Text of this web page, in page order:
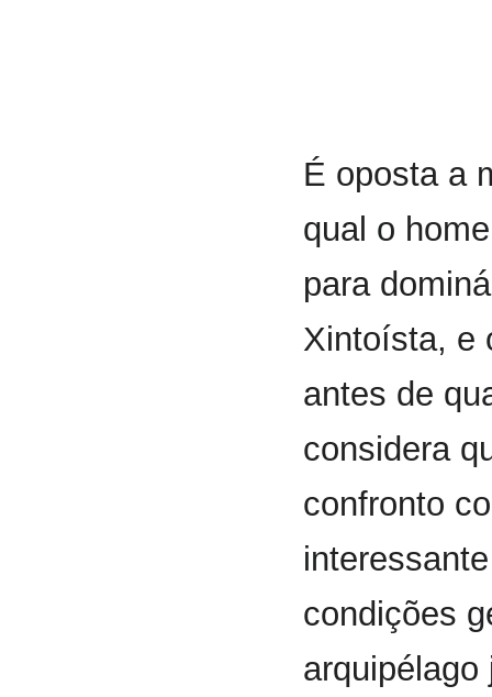
É oposta a
qual o
para
Xintoísta, e
antes de
considera
confronto
condições